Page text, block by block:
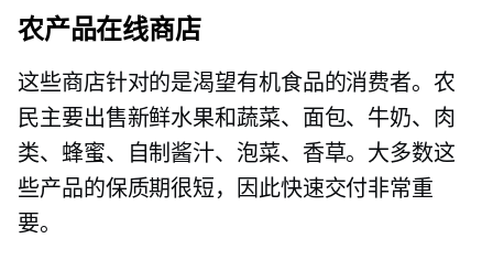
农产品在线商店
这些商店针对的是渴望有机食品的消费者。农
民主要出售新鲜水果和蔬菜、面包、牛奶、肉
类、蜂蜜、自制酱汁、泡菜、香草。大多数这
些产品的保质期很短，因此快速交付非常重
要。